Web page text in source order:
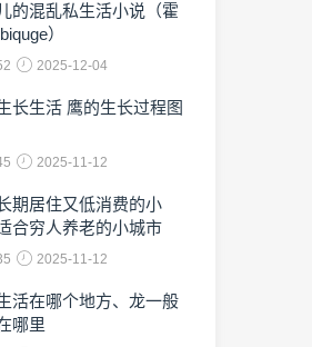
的混乱私生活小说（霍
）
2025-12-04
长生活 鹰的生长过程图
2025-11-12
期居住又低消费的小
合穷人养老的小城市
2025-11-12
活在哪个地方、龙一般
哪里